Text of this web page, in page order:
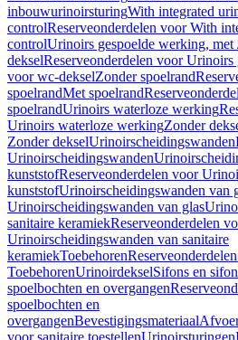
inbouwurinoirsturingWith integrated
controlReserveonderdelen voor With
controlUrinoirs gespoelde werking,
dekselReserveonderdelen voor
voor wc-dekselZonder spoelrand
spoelrandMet spoelrand
spoelrandUrinoirs waterloze werking
Urinoirs waterloze werkingZonder
Zonder dekselUrinoirscheidingswanden
Urinoirscheidingswanden
kunststofReserveonderdelen voor
kunststofUrinoirscheidingswanden van
Urinoirscheidingswanden van glas
sanitaire keramiekReserveonderdelen
Urinoirscheidingswanden van sanitaire
keramiekToebehoren
ToebehorenUrinoirdekselSifons en
spoelbochten en overgangen
spoelbochten en
overgangenBevestigingsmateriaal
voor sanitaire toestellenUrinoirsturingen